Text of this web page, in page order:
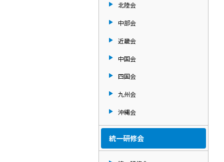
北陸会
中部会
近畿会
中国会
四国会
九州会
沖縄会
統一研修会